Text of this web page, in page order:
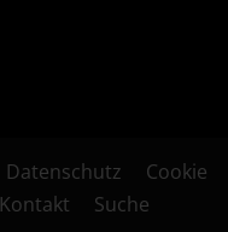
Datenschutz
Cookie
Kontakt Suche